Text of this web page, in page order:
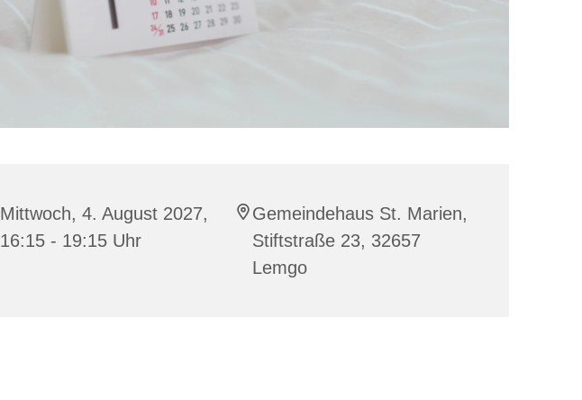
Mittwoch, 4. August 2027,
16:15 - 19:15 Uhr
Gemeindehaus St. Marien,
Stiftstraße 23, 32657
Lemgo